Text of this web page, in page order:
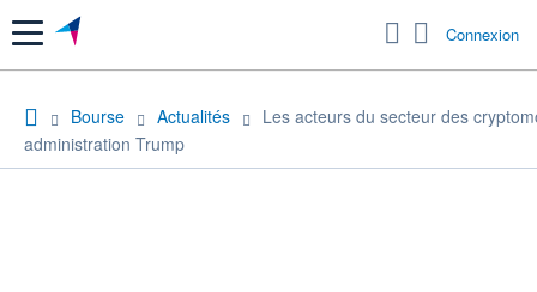
Menu Connexion
Bourse Actualités
Les acteurs du secteur des
administration Trump